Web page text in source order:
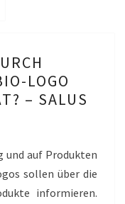
LOGO
– SALUS
und auf Produkten
sollen über die
informieren.